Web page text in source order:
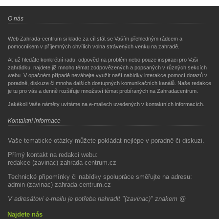
O nás
Web Zahrada-centrum si klade za cíl stát se Vaším přehledným rádcem a
pomocníkem v příjemných chvílích volna strávených venku na zahradě.
Ať už hledáte konkrétní radu, odpověď na problém nebo pouze inspiraci pro Vaši
zahrádku, najdete již mnoho témat zodpovězených a popsaných v různých sekcích
webu. V opačném případě neváhejte využít naší nabídky interakce pomocí dotazů v
poradně, diskuze či mnoha dalších dostupných komunikačních kanálů. Naše redakce
je tu pro vás a denně rozšiřuje množství témat probíraných na Zahradacentrum.
Jakékoli Vaše náměty uvítáme na e-mailech uvedených v kontaktních informacích.
Kontaktní informace
Vaše tematické otázky můžete pokládat nejlépe v poradně či diskuzi.
Přímý kontakt na redakci webu:
redakce (zavinac) zahrada-centrum.cz
Technické připomínky či nabídky spolupráce směřujte na adresu:
admin (zavinac) zahrada-centrum.cz
V adresátovi e-mailu je potřeba nahradit "(zavinac)" znakem @
Najdete nás